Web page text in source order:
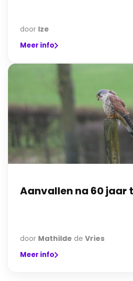
door Ize
Meer info
Aanvallen na 60 jaar
door Mathilde de Vries
Meer info